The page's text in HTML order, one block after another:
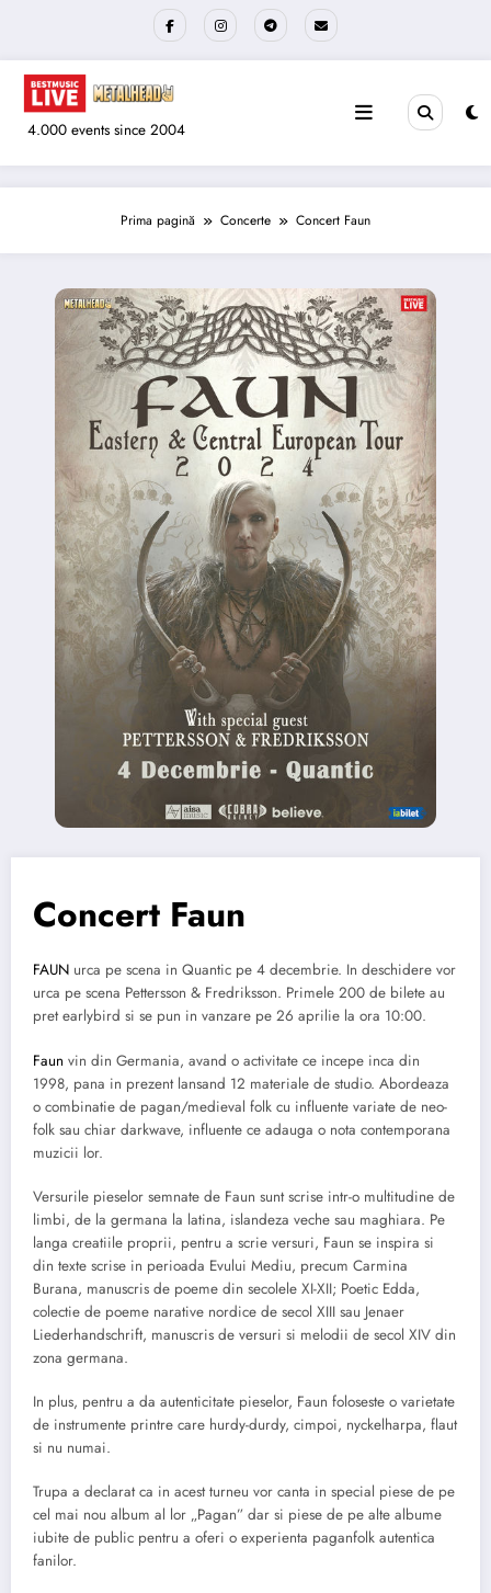
4.000 events since 2004
Prima pagină Concerte Concert Faun
Concert Faun
FAUN urca pe scena in Quantic pe 4 decembrie. In deschidere vor
urca pe scena Pettersson & Fredriksson. Primele 200 de bilete au
pret earlybird si se pun in vanzare pe 26 aprilie la ora 10:00.
Faun vin din Germania, avand o activitate ce incepe inca din
1998, pana in prezent lansand 12 materiale de studio. Abordeaza
o combinatie de pagan/medieval folk cu influente variate de neo-
folk sau chiar darkwave, influente ce adauga o nota contemporana
muzicii lor.
Versurile pieselor semnate de Faun sunt scrise intr-o multitudine de
limbi, de la germana la latina, islandeza veche sau maghiara. Pe
langa creatiile proprii, pentru a scrie versuri, Faun se inspira si
din texte scrise in perioada Evului Mediu, precum Carmina
Burana, manuscris de poeme din secolele XI-XII; Poetic Edda,
colectie de poeme narative nordice de secol XIII sau Jenaer
Liederhandschrift, manuscris de versuri si melodii de secol XIV din
zona germana.
In plus, pentru a da autenticitate pieselor, Faun foloseste o varietate
de instrumente printre care hurdy-durdy, cimpoi, nyckelharpa, flaut
si nu numai.
Trupa a declarat ca in acest turneu vor canta in special piese de pe
cel mai nou album al lor „Pagan” dar si piese de pe alte albume
iubite de public pentru a oferi o experienta paganfolk autentica
fanilor.